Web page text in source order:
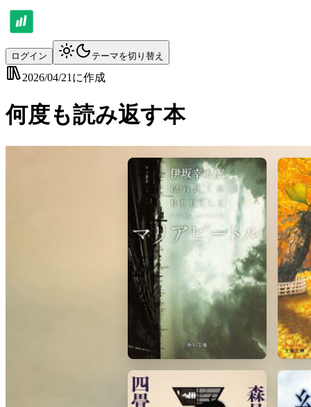
ログイン テーマを切り替え
2026/04/21 に作成
何度も読み返す本